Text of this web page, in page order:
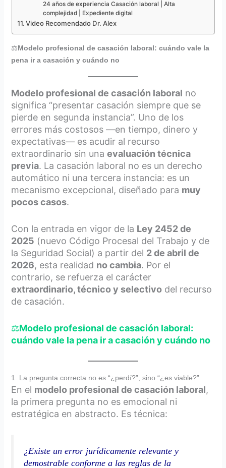
24 años de experiencia Casación laboral | Alta
complejidad | Expediente digital
Video Recomendado Dr. Alex
⚖️Modelo profesional de casación laboral: cuándo vale la
pena ir a casación y cuándo no
Modelo profesional de casación laboral no
significa “presentar casación siempre que se
pierde en segunda instancia”. Uno de los
errores más costosos —en tiempo, dinero y
expectativas— es acudir al recurso
extraordinario sin unaevaluación técnica
previa. La casación laboral no es un derecho
automático ni una tercera instancia: es un
mecanismo excepcional, diseñado para muy
pocos casos.
Con la entrada en vigor de la Ley 2452 de
2025 (nuevo Código Procesal del Trabajo y de
la Seguridad Social) a partir del 2 de abril de
2026, esta realidad no cambia. Por el
contrario, se refuerza el carácter
extraordinario, técnico y selectivo del recurso
de casación.
⚖️Modelo profesional de casación laboral:
cuándo vale la pena ir a casación y cuándo no
1. La pregunta correcta no es “¿perdí?”, sino “¿es viable?”
En el modelo profesional de casación laboral,
la primera pregunta no es emocional ni
estratégica en abstracto. Es técnica:
¿Existe un error jurídicamente relevante y
demostrable conforme a las reglas de la